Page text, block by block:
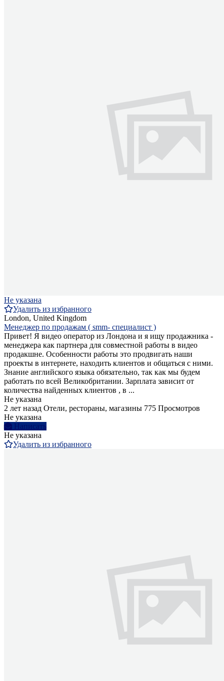
Не указана
Удалить из избранного
London, United Kingdom
Менеджер по продажам ( smm- специалист )
Привет! Я видео оператор из Лондона и я ищу продажника -
менеджера как партнера для совместной работы в видео
продакшне. Особенности работы это продвигать наши
проекты в интернете, находить клиентов и общаться с ними.
Знание английского языка обязательно, так как мы будем
работать по всей Великобритании. Зарплата зависит от
количества найденных клиентов , в ...
Не указана
2 лет назад Отели, рестораны, магазины 775 Просмотров
Не указана
Написать
Не указана
Удалить из избранного